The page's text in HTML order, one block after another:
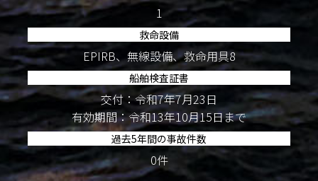
1
救命設備
EPIRB、無線設備、救命用具8
船舶検査証書
交付：令和7年7月23日
有効期間：令和13年10月15日まで
過去5年間の事故件数
0件